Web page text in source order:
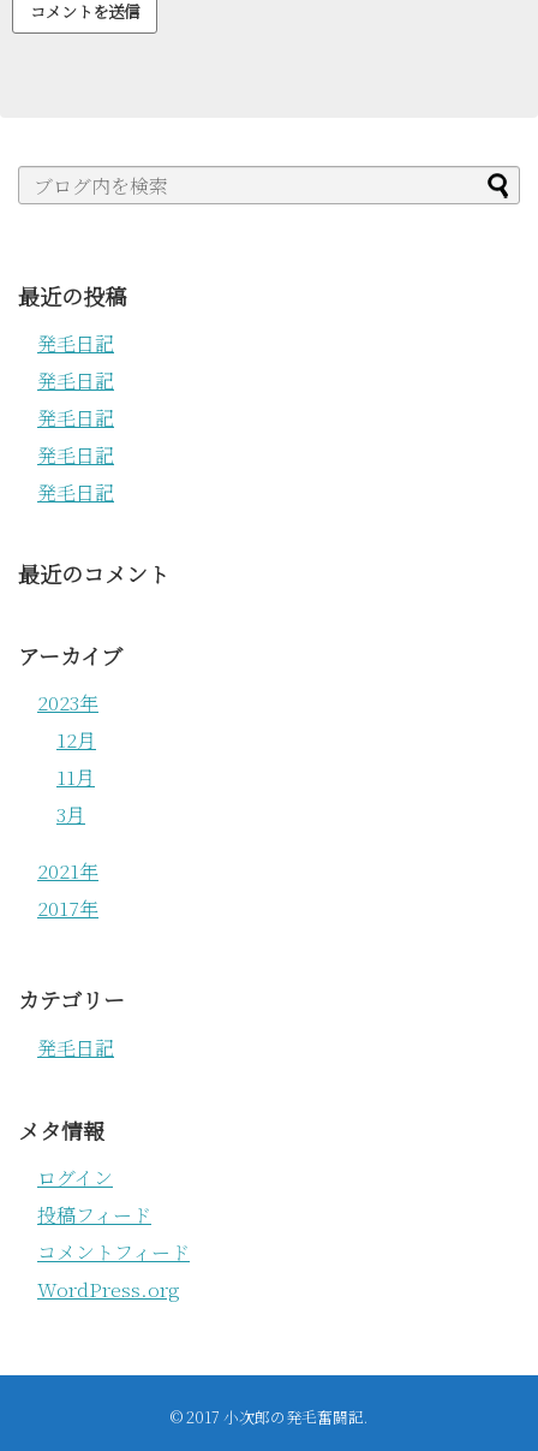
最近の投稿
発毛日記
発毛日記
発毛日記
発毛日記
発毛日記
最近のコメント
アーカイブ
2023年
12月
11月
3月
2021年
2017年
カテゴリー
発毛日記
メタ情報
ログイン
投稿フィード
コメントフィード
WordPress.org
© 2017 小次郎の発毛奮闘記.